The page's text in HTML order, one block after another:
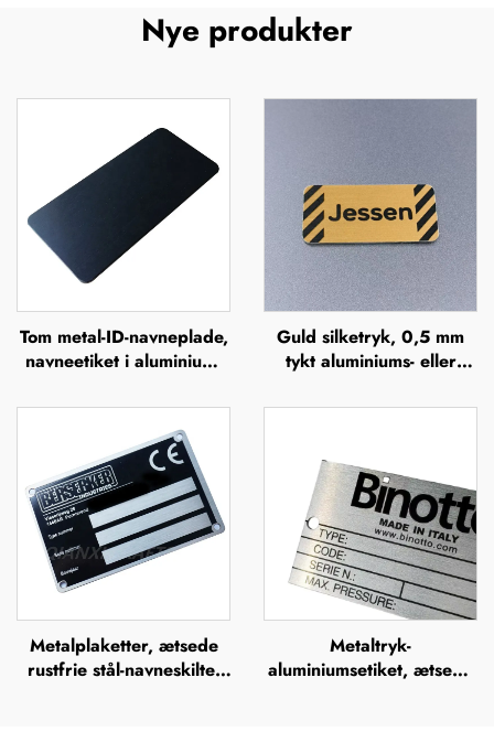
Nye produkter
Tom metal-ID-navneplade,
navneetiket i aluminium,
navneplade i rustfrit stål,
mærkeskilt
Guld silketryk, 0,5 mm
tykt aluminiums- eller
gravering, hævet
Metalplaketter, ætsede
rustfrie stål-navneskilte,
Metaltryk-
aluminiumsetiket, ætsede